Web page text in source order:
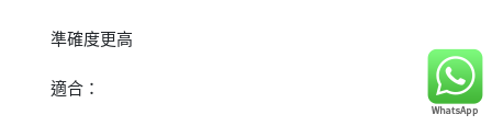
準確度更高
適合：